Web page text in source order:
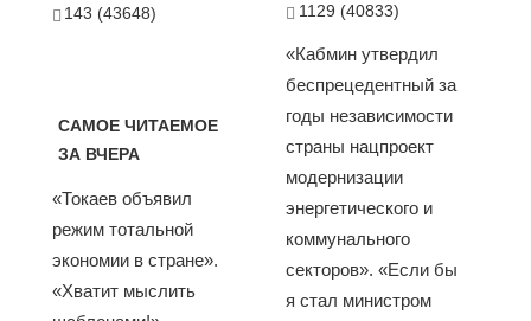
143 (43648)
САМОЕ ЧИТАЕМОЕ
ЗА ВЧЕРА
«Токаев объявил
режим тотальной
экономии в стране».
«Хватит мыслить
1129 (40833)
«Кабмин утвердил
беспрецедентный за
годы независимости
страны нацпроект
модернизации
энергетического и
коммунального
секторов». «Если бы
я стал министром